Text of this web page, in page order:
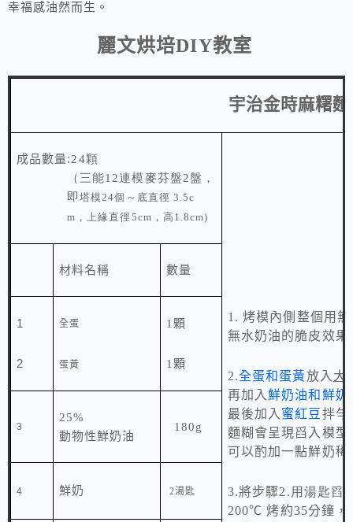
幸福感油然而生。
麗文烘培DIY教室
宇治金時麻糬
成品數量:24顆
（三能12連模麥芬盤2盤，
即塔模24個 ～ 底直徑 3.5c
m ，上緣直徑 5cm ，高 1.8cm)
1.烤模內側整個用
無水奶油的脆皮效果
2.全蛋和蛋黃放入 大
再加入鮮奶油和鮮奶
最後加入 蜜紅豆 拌勻
麵糊會呈現舀入模
可以酌加一點鮮奶稀
3.將步驟2.用湯匙舀
200℃ 烤約35分鐘，
材料名稱 數量
1
2
全蛋
蛋黃
1顆
1顆
3
25%
動物性鮮奶油
180g
4 鮮奶 2湯匙